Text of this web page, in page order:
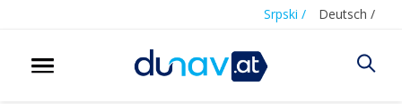
Srpski / Deutsch /